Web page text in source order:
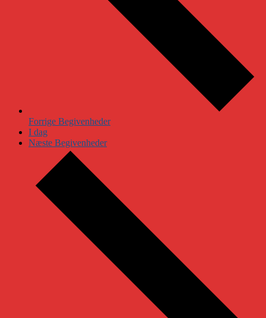
Forrige Begivenheder
I dag
Næste Begivenheder